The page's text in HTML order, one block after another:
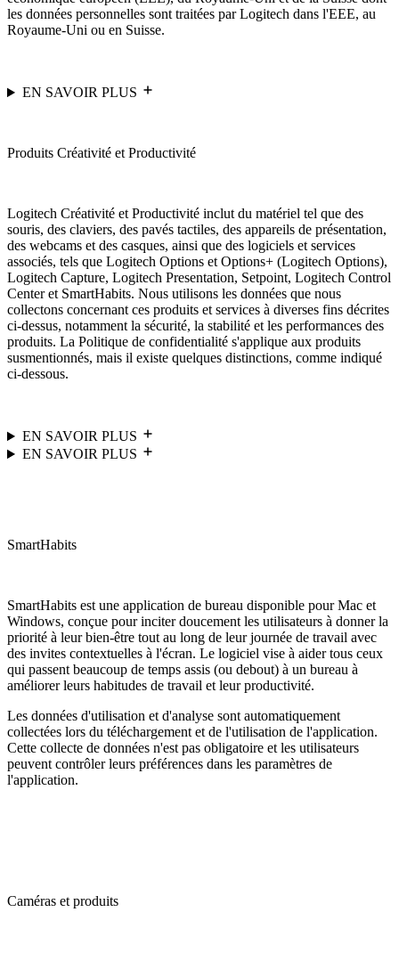
les données personnelles sont traitées par Logitech dans l'EEE, au
Royaume-Uni ou en Suisse.
EN SAVOIR PLUS
Produits Créativité et Productivité
Logitech Créativité et Productivité inclut du matériel tel que des
souris, des claviers, des pavés tactiles, des appareils de présentation,
des webcams et des casques, ainsi que des logiciels et services
associés, tels que Logitech Options et Options+ (Logitech Options),
Logitech Capture, Logitech Presentation, Setpoint, Logitech Control
Center et SmartHabits. Nous utilisons les données que nous
collectons concernant ces produits et services à diverses fins décrites
ci-dessus, notamment la sécurité, la stabilité et les performances des
produits. La Politique de confidentialité s'applique aux produits
susmentionnés, mais il existe quelques distinctions, comme indiqué
ci-dessous.
EN SAVOIR PLUS
EN SAVOIR PLUS
SmartHabits
SmartHabits est une application de bureau disponible pour Mac et
Windows, conçue pour inciter doucement les utilisateurs à donner la
priorité à leur bien-être tout au long de leur journée de travail avec
des invites contextuelles à l'écran. Le logiciel vise à aider tous ceux
qui passent beaucoup de temps assis (ou debout) à un bureau à
améliorer leurs habitudes de travail et leur productivité.
Les données d'utilisation et d'analyse sont automatiquement
collectées lors du téléchargement et de l'utilisation de l'application.
Cette collecte de données n'est pas obligatoire et les utilisateurs
peuvent contrôler leurs préférences dans les paramètres de
l'application.
Caméras et produits